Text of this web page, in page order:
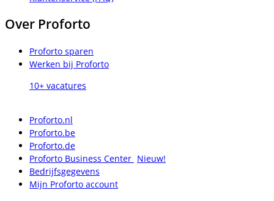
Over Proforto
Proforto sparen
Werken bij Proforto
10+ vacatures
Proforto.nl
Proforto.be
Proforto.de
Proforto Business Center Nieuw!
Bedrijfsgegevens
Mijn Proforto account